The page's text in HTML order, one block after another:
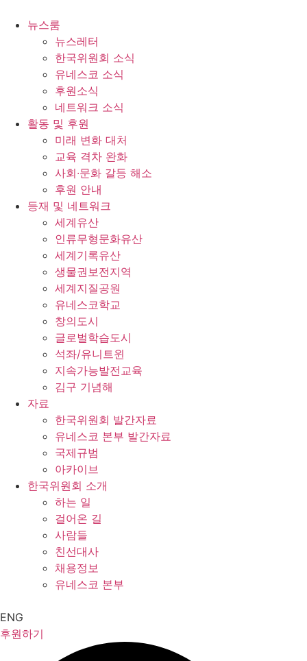
뉴스룸
뉴스레터
한국위원회 소식
유네스코 소식
후원소식
네트워크 소식
활동 및 후원
미래 변화 대처
교육 격차 완화
사회∙문화 갈등 해소
후원 안내
등재 및 네트워크
세계유산
인류무형문화유산
세계기록유산
생물권보전지역
세계지질공원
유네스코학교
창의도시
글로벌학습도시
석좌/유니트윈
지속가능발전교육
김구 기념해
자료
한국위원회 발간자료
유네스코 본부 발간자료
국제규범
아카이브
한국위원회 소개
하는 일
걸어온 길
사람들
친선대사
채용정보
유네스코 본부
ENG
후원하기